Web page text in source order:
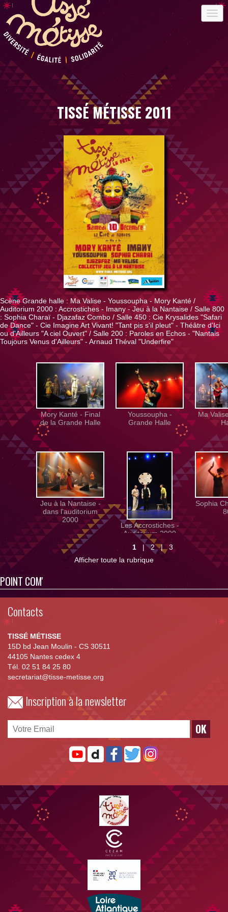
TISSÉ MÉTISSE 2011
Scène Grande halle : Ma Valise - Youssoupha - Mory Kanté /
Auditorium 2000 : Accrostiches - Imany - Jeu à la Nantaise / Salle 800
: Sophia Charaï - Djazafaz Combo / Salle 450 : Cie Krysalides "Safari
de Dance" - Cie Imagine Art Vivant! "Tant pis s'il pleut" - Théâtre d'Ici
ou d'Ailleurs "A ciel Ouvert" / Salle 200 : Paroles en Echos - "Nantais
Toujours Venus d'Ailleurs" - Arnaud Théval "Underfire"
Mory Kanté - Final
de la Grande Halle
Youssoupha -
Grande Halle
Ma
Jeu à la Nantaise -
dans l'auditorium
2000
Les Accrostiches -
Auditorium 2000
Sophia
1 |2|3
Afficher toute la rubrique
POINT COM'
Contacts
TISSÉ MÉTISSE
15D bd Jean Moulin - CS 30511
44105 Nantes cedex 4
Tél. 02 51 84 25 80
secretariat@tisse-metisse.org
Inscription à la newsletter
OK